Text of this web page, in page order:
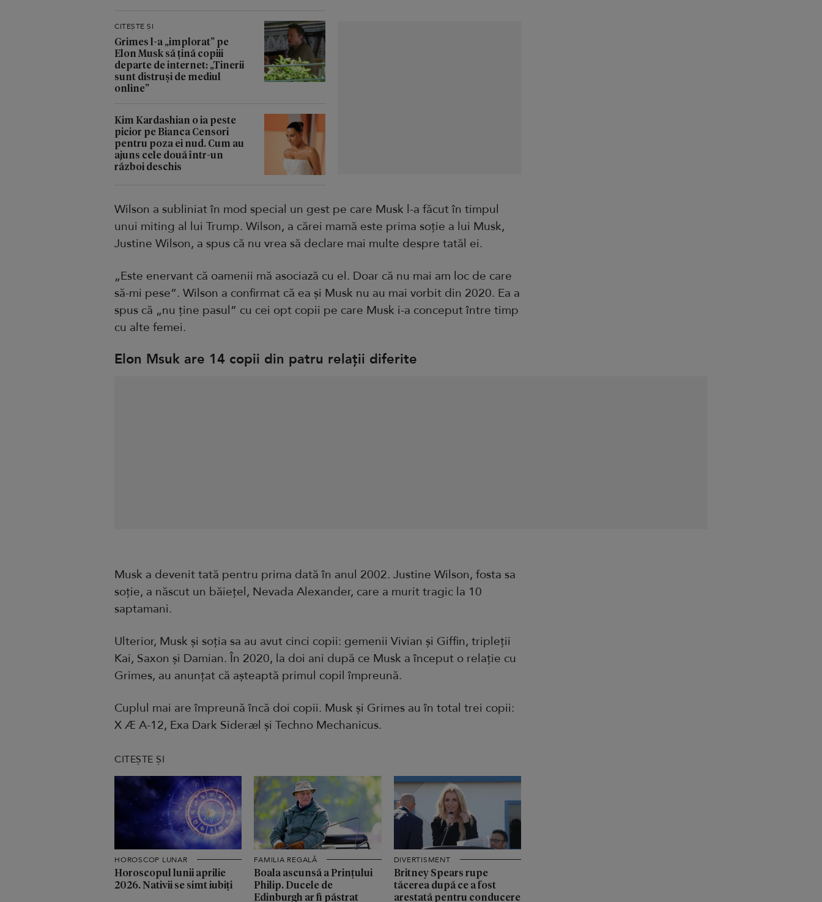
CITEȘTE ȘI
Grimes l-a „implorat” pe
Elon Musk să țină copiii
departe de internet: „Tinerii
sunt distruși de mediul
online”
Kim Kardashian o ia peste
picior pe Bianca Censori
pentru poza ei nud. Cum au
ajuns cele două într-un
război deschis
Wilson a subliniat în mod special un gest pe care Musk l-a făcut în timpul
unui miting al lui Trump. Wilson, a cărei mamă este prima soție a lui Musk,
Justine Wilson, a spus că nu vrea să declare mai multe despre tatăl ei.
„Este enervant că oamenii mă asociază cu el. Doar că nu mai am loc de care
să-mi pese”. Wilson a confirmat că ea și Musk nu au mai vorbit din 2020. Ea a
spus că „nu ține pasul” cu cei opt copii pe care Musk i-a conceput între timp
cu alte femei.
Elon Msuk are 14 copii din patru relații diferite
Musk a devenit tată pentru prima dată în anul 2002. Justine Wilson, fosta sa
soție, a născut un băiețel, Nevada Alexander, care a murit tragic la 10
saptamani.
Ulterior, Musk și soția sa au avut cinci copii: gemenii Vivian și Giffin, tripleții
Kai, Saxon și Damian. În 2020, la doi ani după ce Musk a început o relație cu
Grimes, au anunțat că așteaptă primul copil împreună.
Cuplul mai are împreună încă doi copii. Musk și Grimes au în total trei copii:
X Æ A-12, Exa Dark Sideræl și Techno Mechanicus.
CITEȘTE ȘI
HOROSCOP LUNAR
Horoscopul lunii aprilie
2026. Nativii se simt iubiți
FAMILIA REGALĂ
Boala ascunsă a Prințului
Philip. Ducele de
Edinburgh ar fi păstrat
DIVERTISMENT
Britney Spears rupe
tăcerea după ce a fost
arestată pentru conducere